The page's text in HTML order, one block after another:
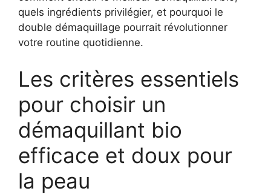
quels ingrédients privilégier, et pourquoi le
double démaquillage pourrait révolutionner
votre routine quotidienne.
Les critères essentiels
pour choisir un
démaquillant bio
efficace et doux pour
la peau